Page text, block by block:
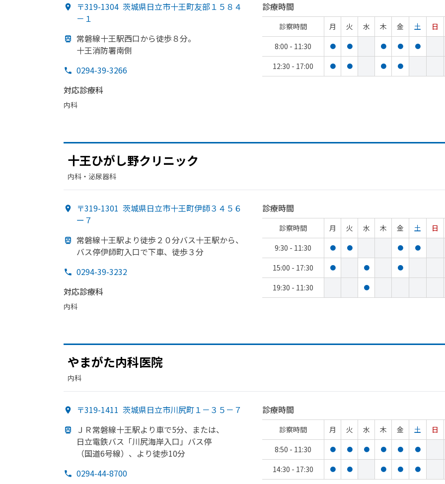
〒319-1304 茨城県日立市十王町友部１５８４
－１
常磐線十王駅西口から徒歩８分。
十王消防署南側
0294-39-3266
対応診療科
内科
診療時間
診察時間 月 火 水 木 金 土
日
8:00 - 11:30
● ● ● ● ●
12:30 - 17:00 ● ● ● ●
十王ひがし野クリニック
内科・​泌尿器科
〒319-1301 茨城県日立市十王町伊師３４５６
ー７
常磐線十王駅より徒歩２０分バス十王駅から、
バス停伊師町入口で下車、 徒歩３分
0294-39-3232
対応診療科
内科
診療時間
診察時間 月 火 水 木 金 土
日
9:30 - 11:30
● ● ● ●
15:00 - 17:30 ● ● ●
19:30 - 11:30 ●
やまがた内科医院
内科
〒319-1411 茨城県日立市川尻町１－３５－７
ＪＲ常磐線十王駅より車で5分、 または、
日立電鉄バス「川尻海岸入口」 バス停
（国道6号線）、 より徒歩10分
0294-44-8700
診療時間
診察時間 月 火 水 木 金 土
日
8:50 - 11:30
● ● ● ● ● ●
14:30 - 17:30 ● ● ● ● ●